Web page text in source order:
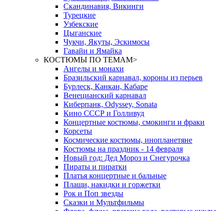
Скандинавия, Викинги
Турецкие
Узбекские
Цыганские
Чукчи, Якуты, Эскимосы
Гавайи и Ямайка
КОСТЮМЫ ПО ТЕМАМ>
Ангелы и монахи
Бразильский карнавал, короны из перьев
Бурлеск, Канкан, Кабаре
Венецианский карнавал
Киберпанк, Odyssey, Sonata
Кино СССР и Голливуд
Концертные костюмы, смокинги и фраки
Корсеты
Космические костюмы, инопланетяне
Костюмы на праздник - 14 февраля
Новый год: Дед Мороз и Снегурочка
Пираты и пиратки
Платья концертные и бальные
Плащи, накидки и горжетки
Рок и Поп звезды
Сказки и Мультфильмы